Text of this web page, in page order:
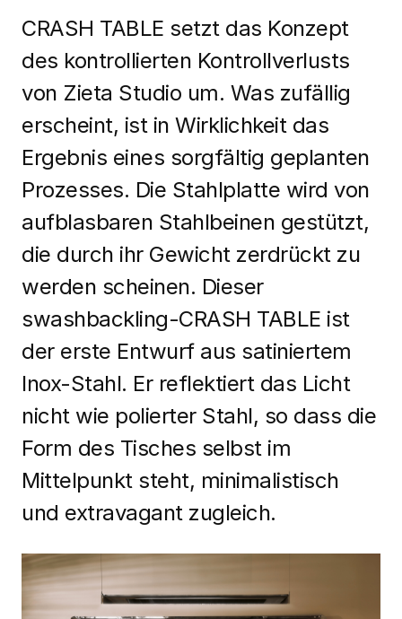
CRASH TABLE setzt das Konzept
des kontrollierten Kontrollverlusts
von Zieta Studio um. Was zufällig
erscheint, ist in Wirklichkeit das
Ergebnis eines sorgfältig geplanten
Prozesses. Die Stahlplatte wird von
aufblasbaren Stahlbeinen gestützt,
die durch ihr Gewicht zerdrückt zu
werden scheinen. Dieser
swashbackling-CRASH TABLE ist
der erste Entwurf aus satiniertem
Inox-Stahl. Er reflektiert das Licht
nicht wie polierter Stahl, so dass die
Form des Tisches selbst im
Mittelpunkt steht, minimalistisch
und extravagant zugleich.